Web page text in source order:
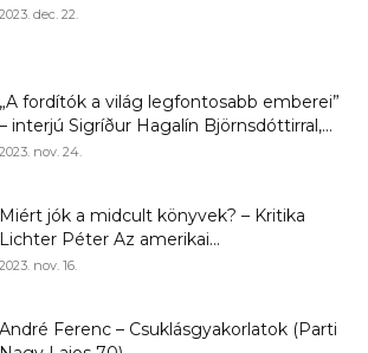
2023. dec. 22.
„A fordítók a világ legfontosabb emberei”
– interjú Sigríður Hagalín Björnsdóttirral,...
2023. nov. 24.
Miért jók a midcult könyvek? – Kritika
Lichter Péter Az amerikai...
2023. nov. 16.
André Ferenc – Csuklásgyakorlatok (Parti